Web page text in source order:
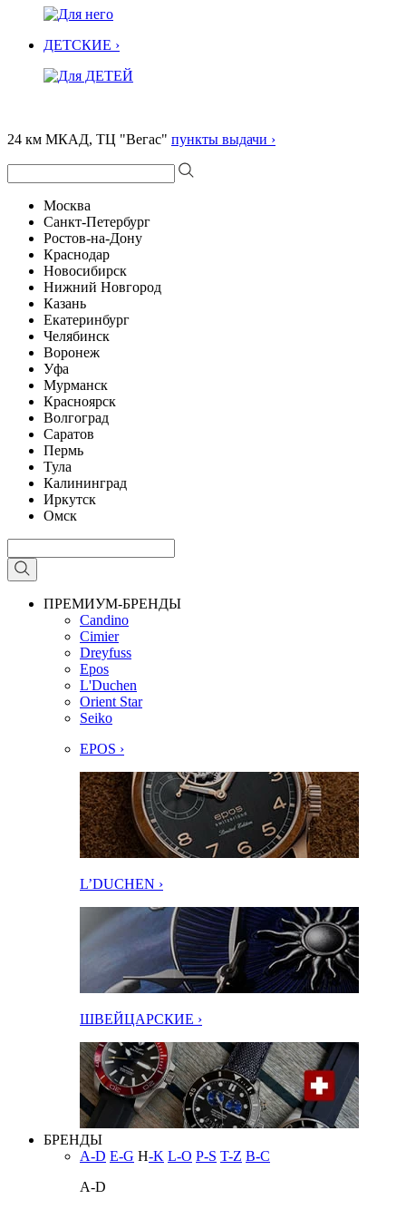
ДЕТСКИЕ ›
24 км МКАД, ТЦ "Вегас" пункты выдачи ›
Москва
Санкт-Петербург
Ростов-на-Дону
Краснодар
Новосибирск
Нижний Новгород
Казань
Екатеринбург
Челябинск
Воронеж
Уфа
Мурманск
Красноярск
Волгоград
Саратов
Пермь
Тула
Калининград
Иркутск
Омск
ПРЕМИУМ-БРЕНДЫ
Candino
Cimier
Dreyfuss
Epos
L'Duchen
Orient Star
Seiko
EPOS ›
L’DUCHEN ›
ШВЕЙЦАРСКИЕ ›
БРЕНДЫ
A-D E-G H-K L-O P-S T-Z В-С
A-D